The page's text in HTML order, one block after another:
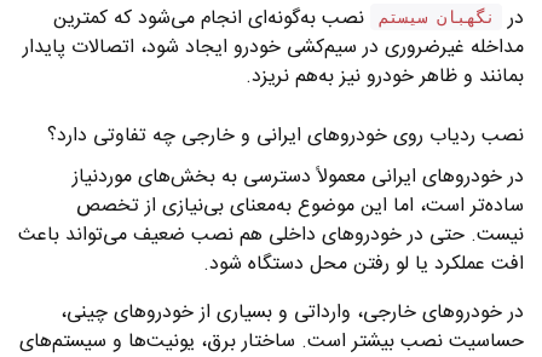
در
نگهبان سیستم
نصب به‌گونه‌ای انجام می‌شود که کمترین
مداخله غیرضروری در سیم‌کشی خودرو ایجاد شود، اتصالات پایدار
بمانند و ظاهر خودرو نیز به‌هم نریزد.
نصب ردیاب روی خودروهای ایرانی و خارجی چه تفاوتی دارد؟
در خودروهای ایرانی معمولاً دسترسی به بخش‌های موردنیاز
ساده‌تر است، اما این موضوع به‌معنای بی‌نیازی از تخصص
نیست. حتی در خودروهای داخلی هم نصب ضعیف می‌تواند باعث
افت عملکرد یا لو رفتن محل دستگاه شود.
در خودروهای خارجی، وارداتی و بسیاری از خودروهای چینی،
حساسیت نصب بیشتر است. ساختار برق، یونیت‌ها و سیستم‌های